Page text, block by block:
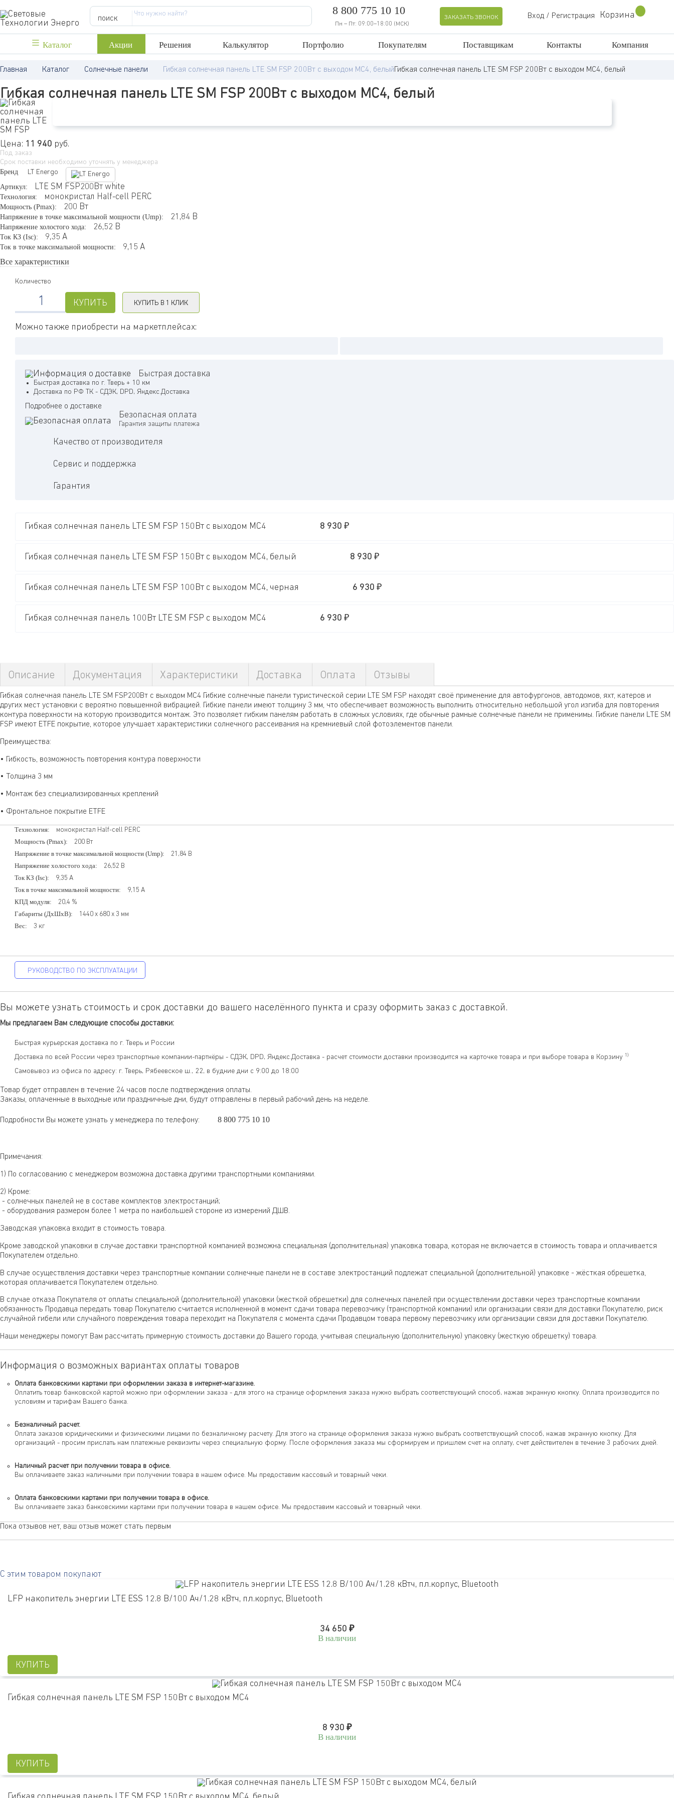
поиск
8 800 775 10 10
Пн – Пт: 09:00–18:00 (МСК)
ЗАКАЗАТЬ ЗВОНОК Вход / Регистрация Корзина
Каталог Акции Решения Калькулятор Портфолио Покупателям Поставщикам Контакты Компания
Главная Каталог Солнечные панели Гибкая солнечная панель LTE SM FSP 200Вт с выходом MC4, белый Гибкая солнечная панель LTE SM FSP 200Вт с выходом MC4, белый
Гибкая солнечная панель LTE SM FSP 200Вт с выходом MC4, белый
Цена: 11 940 руб.
Под заказ
Срок поставки необходимо уточнять у менеджера
Бренд LT Energo
Артикул: LTE SM FSP200Вт white
Технология: монокристал Half-cell PERC
Мощность (Pmax): 200 Вт
Напряжение в точке максимальной мощности (Ump): 21,84 В
Напряжение холостого хода: 26,52 В
Ток КЗ (Isc): 9,35 А
Ток в точке максимальной мощности: 9,15 А
Все характеристики
Количество
КУПИТЬ КУПИТЬ В 1 КЛИК
Можно также приобрести на маркетплейсах:
Быстрая доставка
Быстрая доставка по г. Тверь + 10 км
Доставка по РФ ТК - СДЭК, DPD, Яндекс.Доставка
Подробнее о доставке
Безопасная оплата
Гарантия защиты платежа
Качество от производителя
Сервис и поддержка
Гарантия
Гибкая солнечная панель LTE SM FSP 150Вт с выходом MC4 8 930 ₽
Гибкая солнечная панель LTE SM FSP 150Вт с выходом MC4, белый 8 930 ₽
Гибкая солнечная панель LTE SM FSP 100Вт с выходом MC4, черная 6 930 ₽
Гибкая солнечная панель 100Вт LTE SM FSP с выходом MC4 6 930 ₽
Описание Документация Характеристики Доставка Оплата Отзывы
Гибкая солнечная панель LTE SM FSP200Вт с выходом MC4 Гибкие солнечные панели туристической серии LTE SM FSP находят своё применение для автофургонов, автодомов, яхт, катеров и
других мест установки с вероятно повышенной вибрацией. Гибкие панели имеют толщину 3 мм, что обеспечивает возможность выполнить относительно небольшой угол изгиба для повторения
контура поверхности на которую производится монтаж. Это позволяет гибким панелям работать в сложных условиях, где обычные рамные солнечные панели не применимы. Гибкие панели LTE SM
FSP имеют ETFE покрытие, которое улучшает характеристики солнечного рассеивания на кремниевый слой фотоэлементов панели.
Преимущества:
• Гибкость, возможность повторения контура поверхности
• Толщина 3 мм
• Монтаж без специализированных креплений
• Фронтальное покрытие ETFE
Технология: монокристал Half-cell PERC
Мощность (Pmax): 200 Вт
Напряжение в точке максимальной мощности (Ump): 21,84 В
Напряжение холостого хода: 26,52 В
Ток КЗ (Isc): 9,35 А
Ток в точке максимальной мощности: 9,15 А
КПД модуля: 20,4 %
Габариты (ДxШxВ): 1440 х 680 х 3 мм
Вес: 3 кг
РУКОВОДСТВО ПО ЭКСПЛУАТАЦИИ
Вы можете узнать стоимость и срок доставки до вашего населённого пункта и сразу оформить заказ с доставкой.
Мы предлагаем Вам следующие способы доставки:
Быстрая курьерская доставка по г. Тверь и России
Доставка по всей России через транспортные компании-партнёры - СДЭК, DPD, Яндекс.Доставка - расчет стоимости доставки производится на карточке товара и при выборе товара в Корзину 1)
Самовывоз из офиса по адресу: г. Тверь, Рябеевское ш., 22, в будние дни с 9:00 до 18:00
Товар будет отправлен в течение 24 часов после подтверждения оплаты.
Заказы, оплаченные в выходные или праздничные дни, будут отправлены в первый рабочий день на неделе.
Подробности Вы можете узнать у менеджера по телефону: 8 800 775 10 10
Примечания:
1) По согласованию с менеджером возможна доставка другими транспортными компаниями.
2) Кроме:
- солнечных панелей не в составе комплектов электростанций;
- оборудования размером более 1 метра по наибольшей стороне из измерений ДШВ.
Заводская упаковка входит в стоимость товара.
Кроме заводской упаковки в случае доставки транспортной компанией возможна специальная (дополнительная) упаковка товара, которая не включается в стоимость товара и оплачивается
Покупателем отдельно.
В случае осуществления доставки через транспортные компании солнечные панели не в составе электростанций подлежат специальной (дополнительной) упаковке - жёсткая обрешетка,
которая оплачивается Покупателем отдельно.
В случае отказа Покупателя от оплаты специальной (дополнительной) упаковки (жесткой обрешетки) для солнечных панелей при осуществлении доставки через транспортные компании
обязанность Продавца передать товар Покупателю считается исполненной в момент сдачи товара перевозчику (транспортной компании) или организации связи для доставки Покупателю, риск
случайной гибели или случайного повреждения товара переходит на Покупателя с момента сдачи Продавцом товара первому перевозчику или организации связи для доставки Покупателю.
Наши менеджеры помогут Вам рассчитать примерную стоимость доставки до Вашего города, учитывая специальную (дополнительную) упаковку (жесткую обрешетку) товара.
Информация о возможных вариантах оплаты товаров
Оплата банковскими картами при оформлении заказа в интернет-магазине.
Оплатить товар банковской картой можно при оформлении заказа - для этого на странице оформления заказа нужно выбрать соответствующий способ, нажав экранную кнопку. Оплата производится по
условиям и тарифам Вашего банка.
Безналичный расчет.
Оплата заказов юридическими и физическими лицами по безналичному расчету. Для этого на странице оформления заказа нужно выбрать соответствующий способ, нажав экранную кнопку. Для
организаций - просим прислать нам платежные реквизиты через специальную форму. После оформления заказа мы сформируем и пришлем счет на оплату, счет действителен в течение 3 рабочих дней.
Наличный расчет при получении товара в офисе.
Вы оплачиваете заказ наличными при получении товара в нашем офисе. Мы предоставим кассовый и товарный чеки.
Оплата банковскими картами при получении товара в офисе.
Вы оплачиваете заказ банковскими картами при получении товара в нашем офисе. Мы предоставим кассовый и товарный чеки.
Пока отзывов нет, ваш отзыв может стать первым
С этим товаром покупают
LFP накопитель энергии LTE ESS 12.8 В/100 Ач/1.28 кВтч, пл.корпус, Bluetooth
34 650 ₽
В наличии
КУПИТЬ
Гибкая солнечная панель LTE SM FSP 150Вт с выходом MC4
8 930 ₽
В наличии
КУПИТЬ